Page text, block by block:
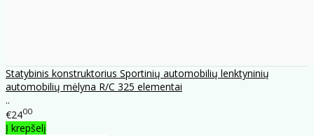
Statybinis konstruktorius Sportinių automobilių lenktyninių
automobilių mėlyna R/C 325 elementai
..
€2400
Į krepšelį